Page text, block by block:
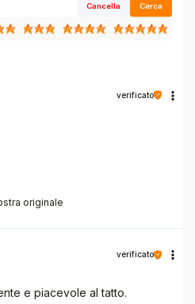
Cancella Cerca
originale
verificato
verificato
e piacevole al tatto.